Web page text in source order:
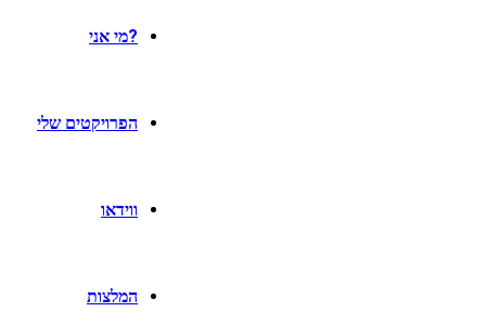
?מי אני
הפרויקטים שלי
ווידאו
המלצות